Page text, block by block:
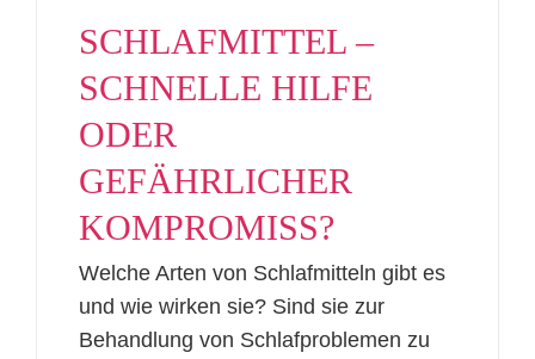
SCHLAFMITTEL –
SCHNELLE HILFE
ODER
GEFÄHRLICHER
KOMPROMISS?
Welche Arten von Schlafmitteln gibt es
und wie wirken sie? Sind sie zur
Behandlung von Schlafproblemen zu